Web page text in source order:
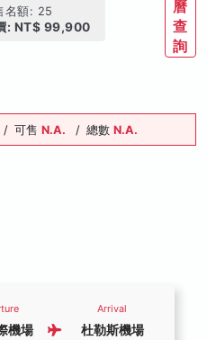
名額: 25
: NT$ 99,900
曆
查
詢
/ 可售 N.A. / 總數 N.A.
機場
Arrival
杜勒斯機場